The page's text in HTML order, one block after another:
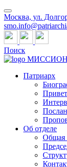
Москва, ул.
Поиск
Патриарх
Об отделе
Общая